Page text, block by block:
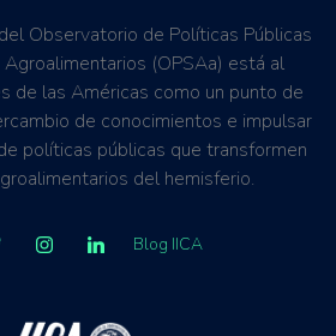
Observatorio de Políticas Públicas
(OPSAa) está al
de las Américas como un punto de
de conocimientos e impulsar
políticas públicas que transformen
del hemisferio.
Blog IICA